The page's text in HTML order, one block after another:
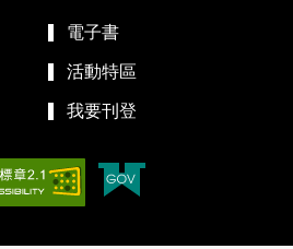
電子書
活動特區
我要刊登